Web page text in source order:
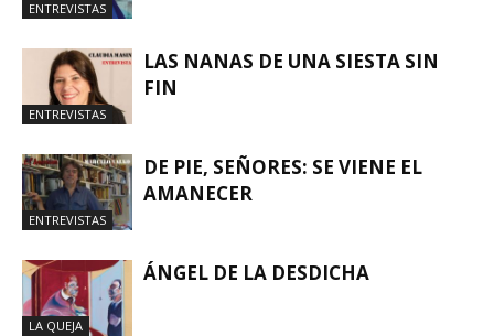
ENTREVISTAS
ENTREVISTAS
LAS NANAS DE UNA SIESTA SIN
FIN
ENTREVISTAS
DE PIE, SEÑORES: SE VIENE EL
AMANECER
LA QUEJA
ÁNGEL DE LA DESDICHA